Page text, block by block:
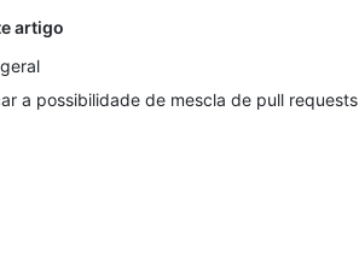
artigo
a possibilidade de mescla de pull requests